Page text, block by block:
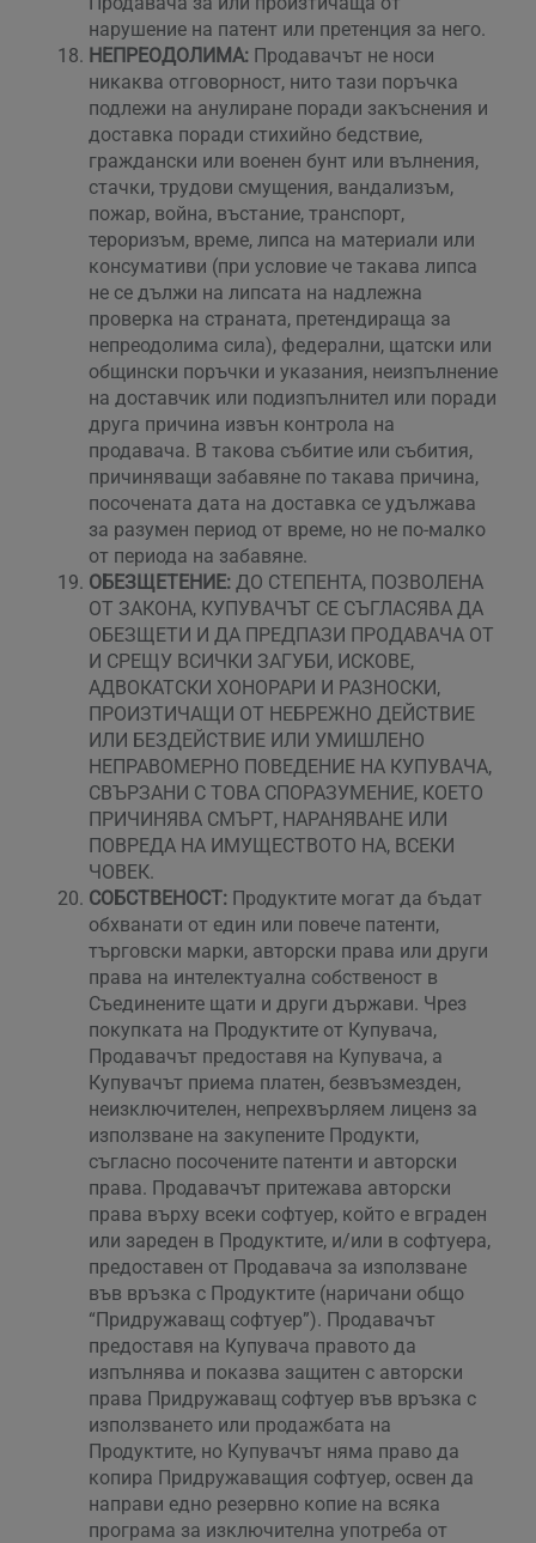
нарушение на патент или претенция за него.
НЕПРЕОДОЛИМА:Продавачът не носи
никаква отговорност, нито тази поръчка
подлежи на анулиране поради закъснения и
доставка поради стихийно бедствие,
граждански или военен бунт или вълнения,
стачки, трудови смущения, вандализъм,
пожар, война, въстание, транспорт,
тероризъм, време, липса на материали или
консумативи (при условие че такава липса
не се дължи на липсата на надлежна
проверка на страната, претендираща за
непреодолима сила), федерални, щатски или
общински поръчки и указания, неизпълнение
на доставчик или подизпълнител или поради
друга причина извън контрола на
продавача. В такова събитие или събития,
причиняващи забавяне по такава причина,
посочената дата на доставка се удължава
за разумен период от време, но не по-малко
от периода на забавяне.
ОБЕЗЩЕТЕНИЕ:ДО СТЕПЕНТА, ПОЗВОЛЕНА
ОТ ЗАКОНА, КУПУВАЧЪТ СЕ СЪГЛАСЯВА ДА
ОБЕЗЩЕТИ И ДА ПРЕДПАЗИ ПРОДАВАЧА ОТ
И СРЕЩУ ВСИЧКИ ЗАГУБИ, ИСКОВЕ,
АДВОКАТСКИ ХОНОРАРИ И РАЗНОСКИ,
ПРОИЗТИЧАЩИ ОТ НЕБРЕЖНО ДЕЙСТВИЕ
ИЛИ БЕЗДЕЙСТВИЕ ИЛИ УМИШЛЕНО
НЕПРАВОМЕРНО ПОВЕДЕНИЕ НА КУПУВАЧА,
СВЪРЗАНИ С ТОВА СПОРАЗУМЕНИЕ, КОЕТО
ПРИЧИНЯВА СМЪРТ, НАРАНЯВАНЕ ИЛИ
ПОВРЕДА НА ИМУЩЕСТВОТО НА, ВСЕКИ
ЧОВЕК.
СОБСТВЕНОСТ:Продуктите могат да бъдат
обхванати от един или повече патенти,
търговски марки, авторски права или други
права на интелектуална собственост в
Съединените щати и други държави. Чрез
покупката на Продуктите от Купувача,
Продавачът предоставя на Купувача, а
Купувачът приема платен, безвъзмезден,
неизключителен, непрехвърляем лиценз за
използване на закупените Продукти,
съгласно посочените патенти и авторски
права. Продавачът притежава авторски
права върху всеки софтуер, който е вграден
или зареден в Продуктите, и/или в софтуера,
предоставен от Продавача за използване
във връзка с Продуктите (наричани общо
“Придружаващ софтуер”). Продавачът
предоставя на Купувача правото да
изпълнява и показва защитен с авторски
права Придружаващ софтуер във връзка с
използването или продажбата на
Продуктите, но Купувачът няма право да
копира Придружаващия софтуер, освен да
направи едно резервно копие на всяка
програма за изключителна употреба от